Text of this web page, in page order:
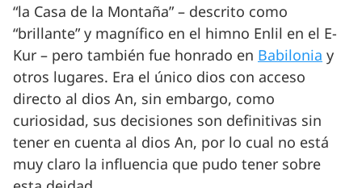
“la Casa de la Montaña” – descrito como
“brillante” y magnífico en el himno Enlil en el E-
Kur – pero también fue honrado en Babilonia y
otros lugares. Era el único dios con acceso
directo al dios An, sin embargo, como
curiosidad, sus decisiones son definitivas sin
tener en cuenta al dios An, por lo cual no está
muy claro la influencia que pudo tener sobre